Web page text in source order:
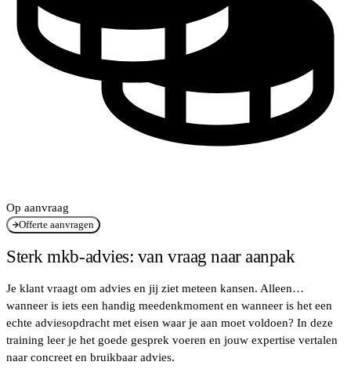
Op aanvraag
Offerte aanvragen
Sterk mkb-advies: van vraag naar aanpak
Je klant vraagt om advies en jij ziet meteen kansen. Alleen…
wanneer is iets een handig meedenkmoment en wanneer is het een
echte adviesopdracht met eisen waar je aan moet voldoen? In deze
training leer je het goede gesprek voeren en jouw expertise vertalen
naar concreet en bruikbaar advies.